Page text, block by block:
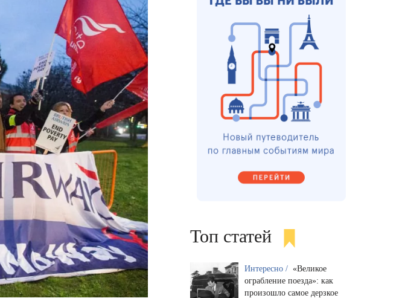
Топ статей
Интересно / «Великое
ограбление поезда»: как
произошло самое дерзкое